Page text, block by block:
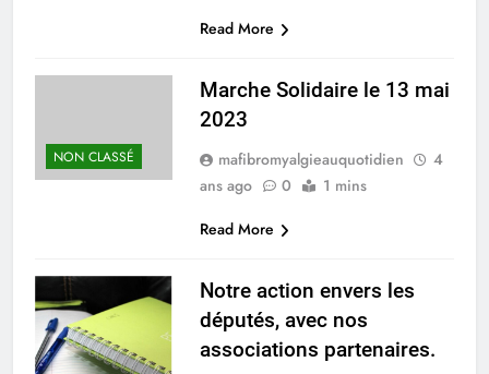
Read More
NON CLASSÉ
Marche Solidaire le 13 mai
2023
mafibromyalgieauquotidien
4
ans ago
0
1 mins
Read More
Notre action envers les
députés, avec nos
associations partenaires.